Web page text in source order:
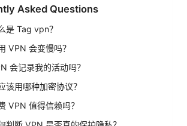
Asked Questions
是 Tag vpn？
VPN 会变慢吗？
会记录我的活动吗？
该用哪种加密协议？
VPN 值得信赖吗？